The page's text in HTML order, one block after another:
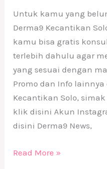
Untuk kamu yang
Derma9 Kecantikan
kamu bisa gratis
terlebih dahulu agar
yang sesuai dengan
Promo dan Info
Kecantikan Solo, simak
klik disini Akun
disini Derma9 News,
Read More »